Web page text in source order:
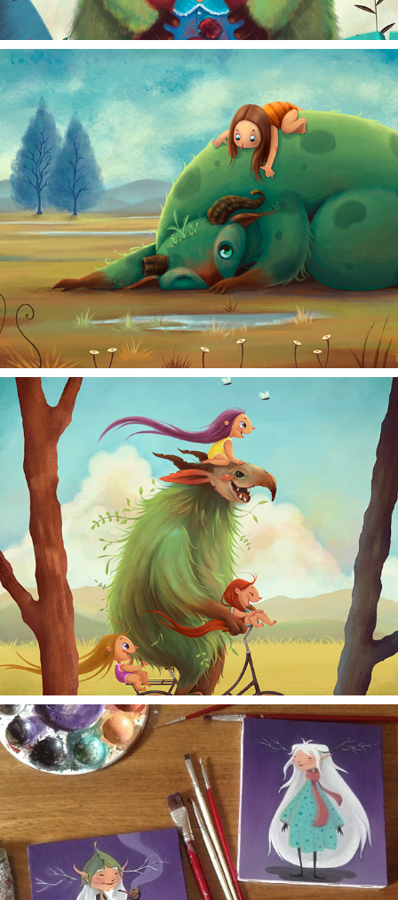
A GAROTA CURIOSA
EXPOSIÇÃO SESC 2016
ÓLEO SOBRE TELINHAS